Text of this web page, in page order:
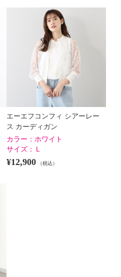
エーエフコンフィ シアーレー
ス カーディガン
カラー： ホワイト
サイズ：
Ｌ
¥12,900 （税込）